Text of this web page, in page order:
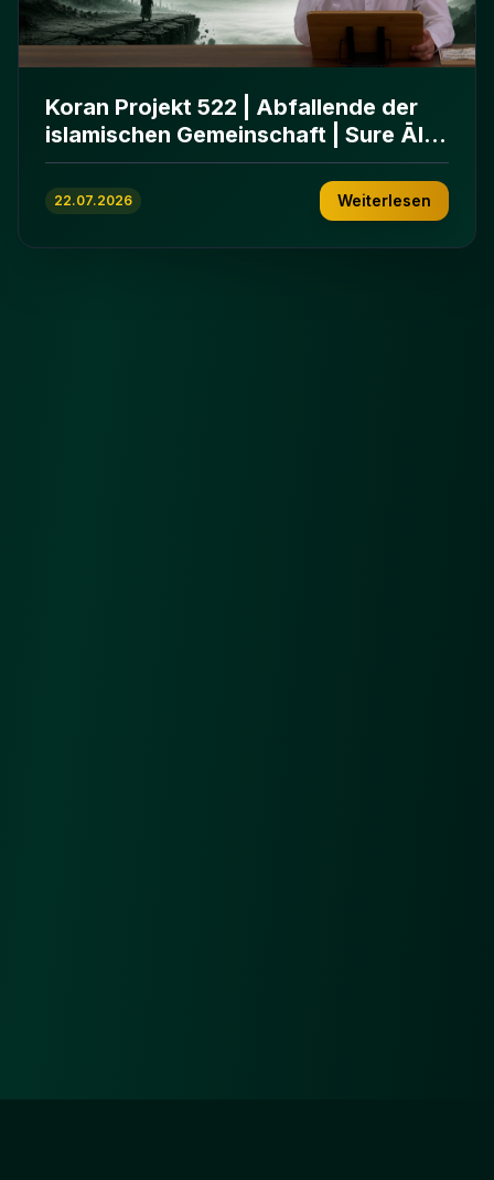
Koran Projekt 522 | Abfallende der
islamischen Gemeinschaft | Sure Āl
ʿImrān 86-102
22.07.2026 Weiterlesen